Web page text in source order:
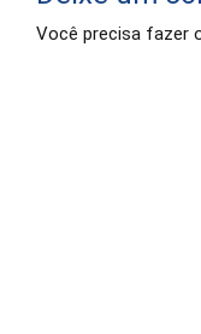
Você precisa fazer